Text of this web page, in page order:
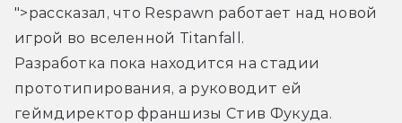
">рассказал, что Respawn работает над новой
игрой во вселенной Titanfall.
Разработка пока находится на стадии
прототипирования, а руководит ей
геймдиректор франшизы Стив Фукуда.